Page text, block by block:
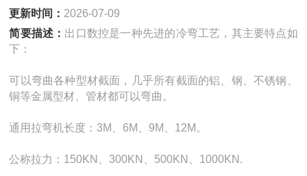
更新时间： 2026-07-09
简要描述： 出口数控是一种先进的冷弯工艺，其主要特点如
下：
可以弯曲各种型材截面，几乎所有截面的铝、钢、不锈钢、
铜等金属型材、管材都可以弯曲。
通用拉弯机长度：3M、6M、9M、12M。
公称拉力：150KN、300KN、500KN、1000KN.